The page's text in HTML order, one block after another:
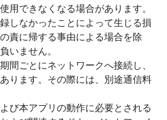
用できなくなる場合があります。
しなかったことによって生じる損
責に帰する事由による場合を除
いません。
間ごとにネットワークへ接続し、
ります。その際には、別途通信料
び本アプリの動作に必要とされる